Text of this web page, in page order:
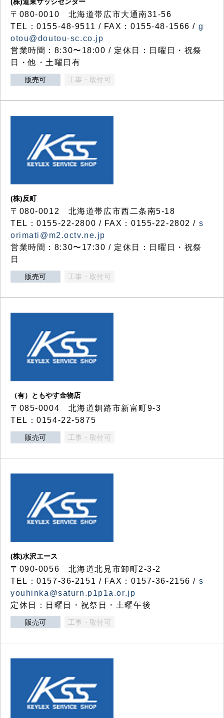
〒080-0010 北海道帯広市大通南31-56
TEL：0155-48-9511 / FAX：0155-48-1566 / g
otou@doutou-sc.co.jp
営業時間：8:30〜18:00 / 定休日：日曜日・祝祭
日・他・土曜日有
販売可 工事・取付可
(株)反町
〒080-0012 北海道帯広市西二条南5-18
TEL：0155-22-2800 / FAX：0155-22-2802 / s
orimati@m2.octv.ne.jp
営業時間：8:30〜17:30 / 定休日：日曜日・祝祭
日
販売可 工事・取付可
（有）ともやす金物店
〒085-0004 北海道釧路市新富町9-3
TEL：0154-22-5875
販売可 工事・取付可
(株)水沢エース
〒090-0056 北海道北見市卸町2-3-2
TEL：0157-36-2151 / FAX：0157-36-2156 / s
youhinka@saturn.p1p1a.or.jp
定休日：日曜日・祝祭日・土曜午後
販売可 工事・取付可